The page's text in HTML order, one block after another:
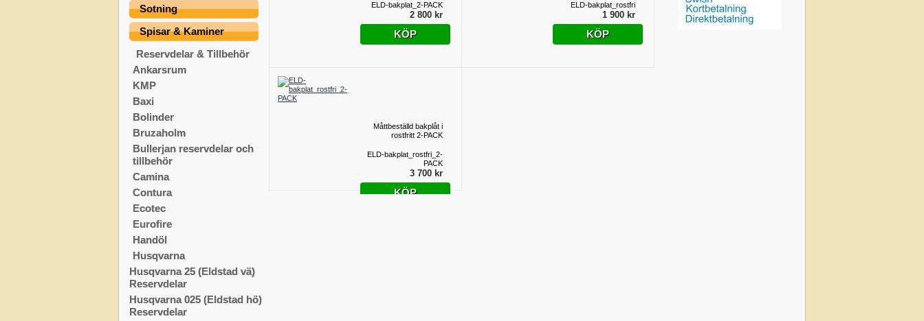
Sotning
Spisar & Kaminer
Reservdelar & Tillbehör
Ankarsrum
KMP
Baxi
Bolinder
Bruzaholm
Bullerjan reservdelar och
tillbehör
Camina
Contura
Ecotec
Eurofire
Handöl
Husqvarna
Husqvarna 25 (Eldstad vä)
Reservdelar
Husqvarna 025 (Eldstad hö)
Reservdelar
ELD-bakplat_2-PACK
2 800 kr
KÖP
ELD-bakplat_rostfri
1 900 kr
KÖP
Måttbeställd bakplåt i
rostfritt 2-PACK
ELD-bakplat_rostfri_2-
PACK
3 700 kr
KÖP